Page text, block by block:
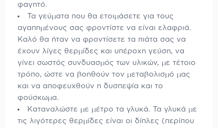
φαγητό.
Τα γεύματα που θα ετοιμάσετε για τους
αγαπημένους σας φροντίστε να είναι ελαφριά.
Καλό θα ήταν να φροντίσετε τα πιάτα σας να
έχουν λίγες θερμίδες και υπέροχη γεύση, να
γίνει σωστός συνδυασμός των υλικών, με τέτοιο
τρόπο, ώστε να βοηθούν τον μεταβολισμό μας
και να αποφευχθούν η δυσπεψία και το
φούσκωμα.
Καταναλώστε με μέτρο τα γλυκά. Τα γλυκά με
τις λιγότερες θερμίδες είναι οι δίπλες (περίπου